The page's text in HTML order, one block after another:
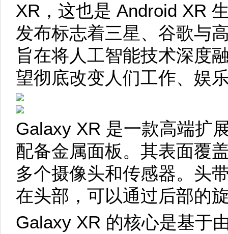
XR，这也是 Android XR
发布标志着三星、谷歌与
旨在将人工智能技术深度
望彻底改变人们工作、娱
Galaxy XR 是一款高端扩
配备金属面板。其表面覆
多个摄像头和传感器。头
在头部，可以通过后部的
Galaxy XR 的核心是基于